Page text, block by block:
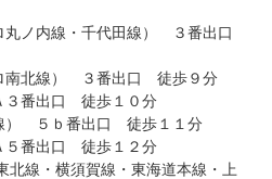
丸ノ内線・千代田線） ３番出口
南北線） ３番出口 徒歩９分
３番出口 徒歩１０分
） ５ｂ番出口 徒歩１１分
５番出口 徒歩１２分
北線・横須賀線・東海道本線・上